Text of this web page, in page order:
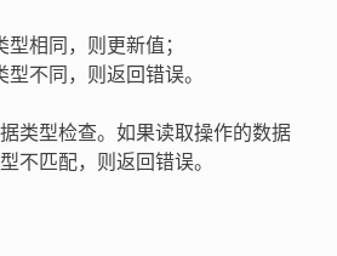
相同，则更新值；
不同，则返回错误。
类型检查。如果读取操作的数据
不匹配，则返回错误。